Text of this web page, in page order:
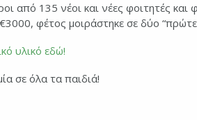
από 135 νέοι και νέες φοιτητές και
φέτος μοιράστηκε σε δύο
υλικό εδώ!
σε όλα τα παιδιά!